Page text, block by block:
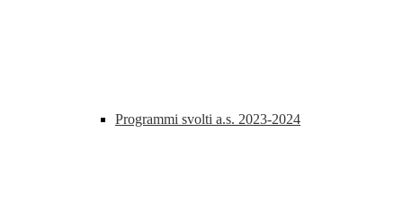
Programmi svolti a.s. 2023-2024